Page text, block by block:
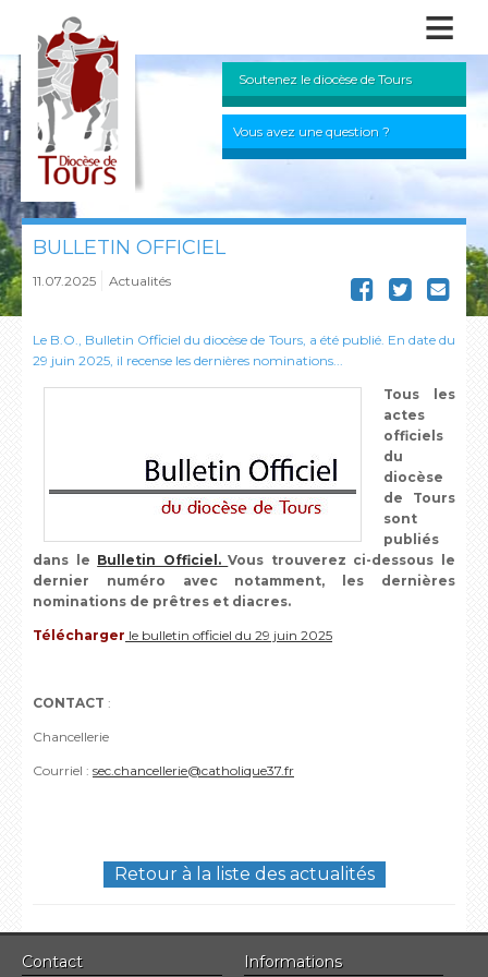
≡
Soutenez le diocèse de Tours
Vous avez une question ?
BULLETIN OFFICIEL
11.07.2025 Actualités
Le B.O., Bulletin Officiel du diocèse de Tours, a été publié. En date du
29 juin 2025, il recense les dernières nominations...
Tous les
actes
officiels
du
diocèse
de Tours
sont
publiés
dans le Bulletin Officiel.Vous trouverez ci-dessous le
dernier numéro avec notamment, les dernières
nominations de prêtres et diacres.
Télécharger le bulletin officiel du 29 juin 2025
CONTACT :
Chancellerie
Courriel : sec.chancellerie@catholique37.fr
Retour à la liste des actualités
Contact Informations